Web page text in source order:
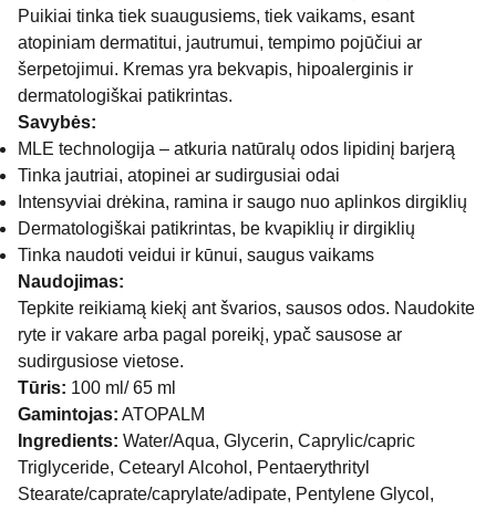
Puikiai tinka tiek suaugusiems, tiek vaikams, esant
atopiniam dermatitui, jautrumui, tempimo pojūčiui ar
šerpetojimui. Kremas yra bekvapis, hipoalerginis ir
dermatologiškai patikrintas.
Savybės:
MLE technologija – atkuria natūralų odos lipidinį barjerą
Tinka jautriai, atopinei ar sudirgusiai odai
Intensyviai drėkina, ramina ir saugo nuo aplinkos dirgiklių
Dermatologiškai patikrintas, be kvapiklių ir dirgiklių
Tinka naudoti veidui ir kūnui, saugus vaikams
Naudojimas:
Tepkite reikiamą kiekį ant švarios, sausos odos. Naudokite
ryte ir vakare arba pagal poreikį, ypač sausose ar
sudirgusiose vietose.
Tūris: 100 ml/ 65 ml
Gamintojas: ATOPALM
Ingredients: Water/Aqua, Glycerin, Caprylic/capric
Triglyceride, Cetearyl Alcohol, Pentaerythrityl
Stearate/caprate/caprylate/adipate, Pentylene Glycol,